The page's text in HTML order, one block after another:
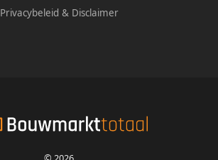
Privacybeleid & Disclaimer